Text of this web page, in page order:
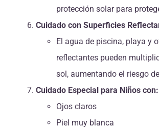
protección solar para
Cuidado con Superficies
El agua de piscina, playa y
reflectantes pueden
sol, aumentando el riesgo
Cuidado Especial para Niños con:
Ojos claros
Piel muy blanca